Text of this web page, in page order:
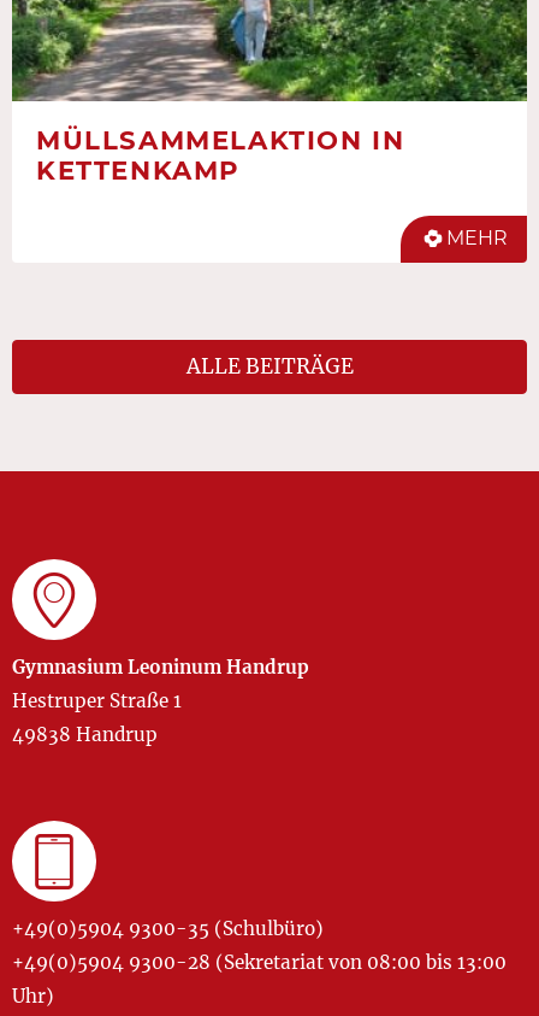
MÜLLSAMMELAKTION IN
KETTENKAMP
MEHR
ALLE BEITRÄGE
Gymnasium Leoninum Handrup
Hestruper Straße 1
49838 Handrup
+49(0)5904 9300-35 (Schulbüro)
+49(0)5904 9300-28 (Sekretariat von 08:00 bis 13:00
Uhr)